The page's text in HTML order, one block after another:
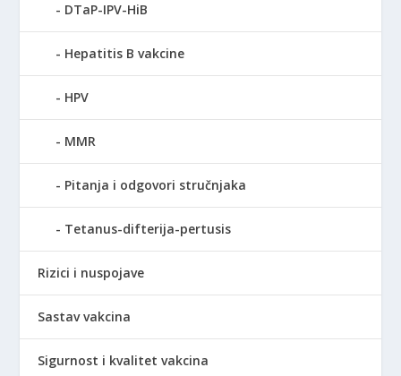
DTaP-IPV-HiB
Hepatitis B vakcine
HPV
MMR
Pitanja i odgovori stručnjaka
Tetanus-difterija-pertusis
Rizici i nuspojave
Sastav vakcina
Sigurnost i kvalitet vakcina